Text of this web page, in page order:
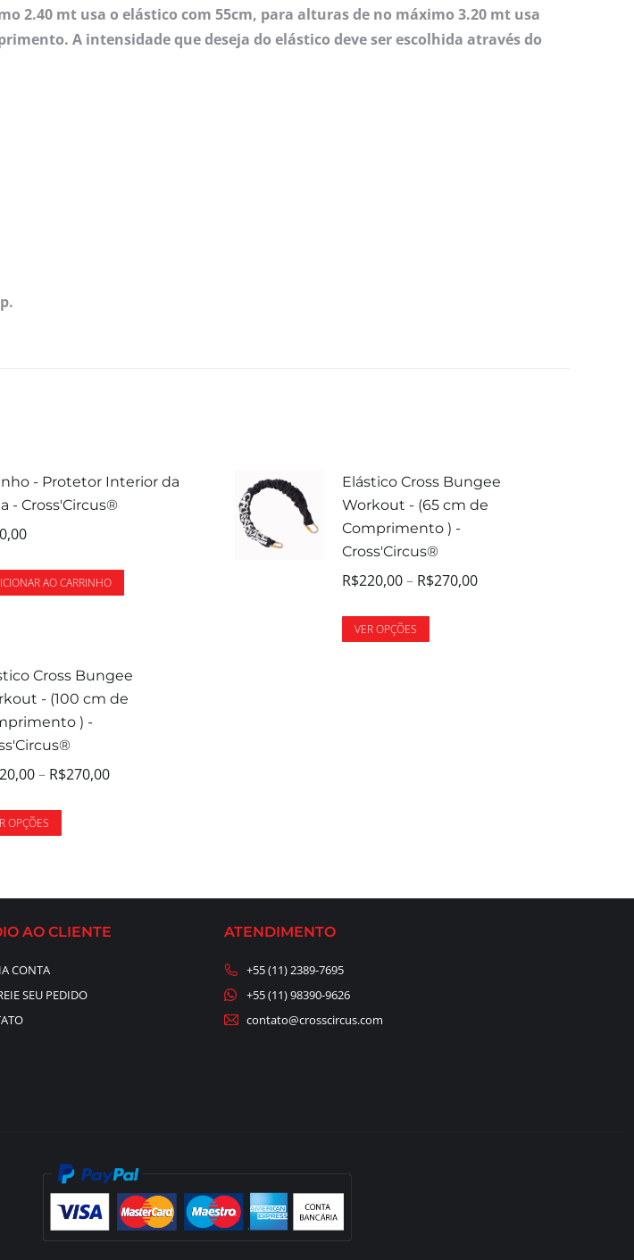
2.40 mt usa o elástico com 55cm, para alturas de no máximo 3.20 mt usa
A intensidade que deseja do elástico deve ser escolhida através do
- Protetor Interior da
- Cross'Circus®
AO CARRINHO
Elástico Cross Bungee
Workout - (65 cm de
Comprimento ) -
Cross'Circus®
R$220,00– R$270,00
VER OPÇÕES
Cross Bungee
- (100 cm de
) -
– R$270,00
OPÇÕES
AO CLIENTE
CONTA
SEU PEDIDO
ATENDIMENTO
+55 (11) 2389-7695
+55 (11) 98390-9626
contato@crosscircus.com